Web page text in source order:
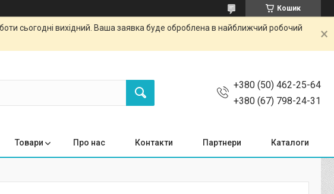
Кошик
сьогодні вихідний. Ваша заявка буде оброблена в найближчий робочий
+380 (50) 462-25-64
+380 (67) 798-24-31
Товари Про нас Контакти Партнери Каталоги